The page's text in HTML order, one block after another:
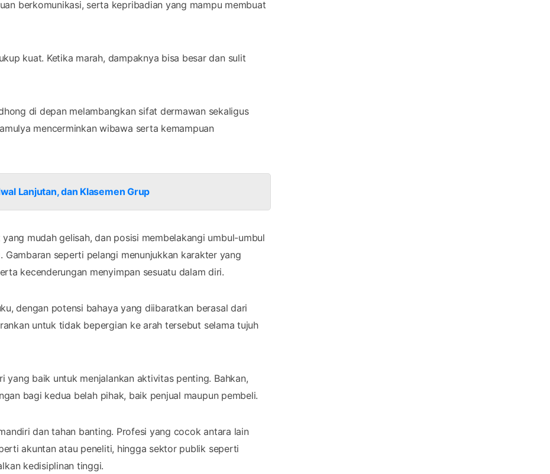
berkomunikasi, serta kepribadian yang mampu membuat
kuat. Ketika marah, dampaknya bisa besar dan sulit
di depan melambangkan sifat dermawan sekaligus
mencerminkan wibawa serta kemampuan
Lanjutan, dan Klasemen Grup
mudah gelisah, dan posisi membelakangi umbul-umbul
seperti pelangi menunjukkan karakter yang
kecenderungan menyimpan sesuatu dalam diri.
dengan potensi bahaya yang diibaratkan berasal dari
untuk tidak bepergian ke arah tersebut selama tujuh
yang baik untuk menjalankan aktivitas penting. Bahkan,
bagi kedua belah pihak, baik penjual maupun pembeli.
dan tahan banting. Profesi yang cocok antara lain
akuntan atau peneliti, hingga sektor publik seperti
kedisiplinan tinggi.